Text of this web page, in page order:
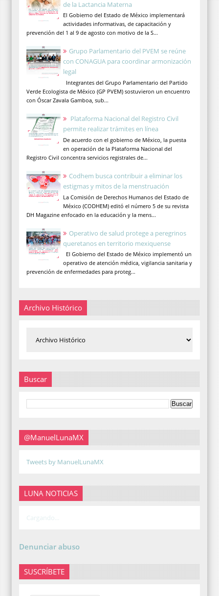
de la Lactancia Materna
El Gobierno del Estado de México implementará
actividades informativas, de capacitación y
prevención del 1 al 9 de agosto con motivo de la S...
Grupo Parlamentario del PVEM se reúne
con CONAGUA para coordinar armonización
legal
Integrantes del Grupo Parlamentario del Partido
Verde Ecologista de México (GP PVEM) sostuvieron un encuentro
con Óscar Zavala Gamboa, sub...
Plataforma Nacional del Registro Civil
permite realizar trámites en línea
De acuerdo con el gobierno de México, la puesta
en operación de la Plataforma Nacional del
Registro Civil concentra servicios registrales de...
Codhem busca contribuir a eliminar los
estigmas y mitos de la menstruación
La Comisión de Derechos Humanos del Estado de
México (CODHEM) editó el número 5 de su revista
DH Magazine enfocado en la educación y la mens...
Operativo de salud protege a peregrinos
queretanos en territorio mexiquense
El Gobierno del Estado de México implementó un
operativo de atención médica, vigilancia sanitaria y
prevención de enfermedades para proteg...
Archivo Histórico
Buscar
@ManuelLunaMX
Tweets by ManuelLunaMX
LUNA NOTICIAS
Cargando...
Denunciar abuso
SUSCRÍBETE